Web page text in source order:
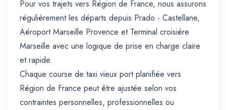
Pour vos trajets vers Région de France, nous assurons
régulièrement les départs depuis Prado - Castellane,
Aéroport Marseille Provence et Terminal croisière
Marseille avec une logique de prise en charge claire
et rapide.
Chaque course de taxi vieux port planifiée vers
Région de France peut être ajustée selon vos
contraintes personnelles, professionnelles ou